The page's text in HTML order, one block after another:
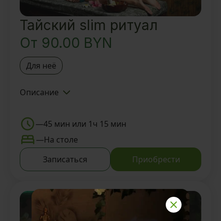
Тайский slim ритуал
От 90.00 BYN
Для неё
Описание
деревней BAUNTY и Мастером
Slim-ритуал 30/1ч
Вкусный ароматный чай и
восточные угощения
—45 мин или 1ч 15 мин
—На столе
Записаться
Приобрести